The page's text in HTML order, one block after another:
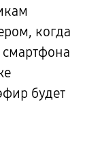
когда
будет